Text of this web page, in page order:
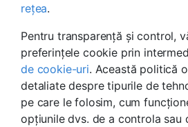
rețea.
Pentru transparență și control,
preferințele cookie prin
de cookie-uri. Această politică
detaliate despre tipurile de
pe care le folosim, cum
opțiunile dvs. de a controla sau